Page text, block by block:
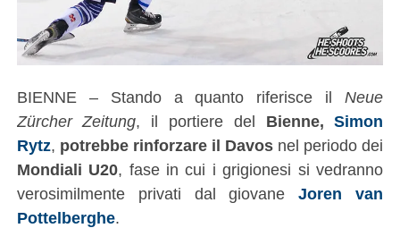
BIENNE – Stando a quanto riferisce ilNeue
Zürcher Zeitung, il portiere del Bienne,Simon
Rytz, potrebbe rinforzare il Davos nel periodo dei
Mondiali U20, fase in cui i grigionesi si vedranno
verosimilmente privati dal giovaneJoren van
Pottelberghe.